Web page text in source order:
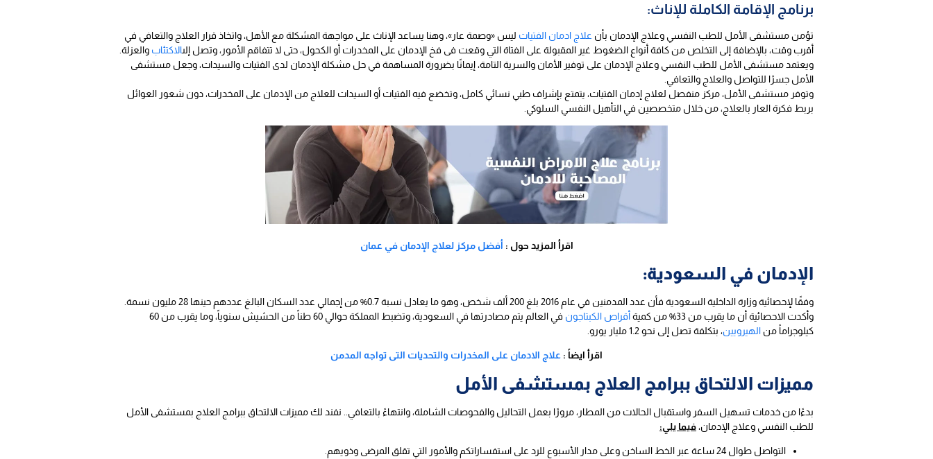
برنامج الإقامة الكاملة للإناث:
تؤمن مستشفى الأمل للطب النفسي وعلاج الإدمان بأن علاج ادمان الفتيات ليس «وصمة عار»، وهنا يساعد الإناث على مواجهة المشكلة مع الأهل، واتخاذ قرار العلاج والتعافي في
أقرب وقت، بالإضافة إلى التخلص من كافة أنواع الضغوط غير المقبولة على الفتاة التي وقعت فى فخ الإدمان على المخدرات أو الكحول، حتى لا تتفاقم الأمور، وتصل إلىالاكتئاب والعزلة.
ويعتمد مستشفى الأمل للطب النفسي وعلاج الإدمان على توفير الأمان والسرية التامة، إيمانًا بضرورة المساهمة في حل مشكلة الإدمان لدى الفتيات والسيدات، وجعل مستشفى
الأمل جسرًا للتواصل والعلاج والتعافي.
وتوفر مستشفى الأمل، مركز منفصل لعلاج إدمان الفتيات، يتمتع بإشراف طبي نسائي كامل، وتخضع فيه الفتيات أو السيدات للعلاج من الإدمان على المخدرات، دون شعور العوائل
بربط فكرة العار بالعلاج، من خلال متخصصين في التأهيل النفسي السلوكي.
اقرأ المزيد حول : أفضل مركز لعلاج الإدمان في عمان
الإدمان في السعودية:
وفقًا لإحصائية وزارة الداخلية السعودية فأن عدد المدمنين في عام 2016 بلغ 200 ألف شخص، وهو ما يعادل نسبة 0.7% من إجمالي عدد السكان البالغ عددهم حينها 28 مليون نسمة.
وأكدت الاحصائية أن ما يقرب من 33% من كمية
أقراص الكبتاجون
في العالم يتم مصادرتها في السعودية، وتضبط المملكة حوالي 60 طناً من الحشيش سنوياً، وما يقرب من 60
كيلوجراماً منالهيرويين، بتكلفة تصل إلى نحو 1.2 مليار يورو.
اقرأ ايضاً : علاج الادمان على المخدرات والتحديات التى تواجه المدمن
مميزات الالتحاق ببرامج العلاج بمستشفى الأمل
بدءًا من خدمات تسهيل السفر واستقبال الحالات من المطار، مرورًا بعمل التحاليل والفحوصات الشاملة، وانتهاءً بالتعافي.. نفند لك مميزات الالتحاق ببرامج العلاج بمستشفى الأمل
للطب النفسي وعلاج الإدمان،فيما يلي:
التواصل طوال 24 ساعة عبر الخط الساخن وعلى مدار الأسبوع للرد على استفساراتكم والأمور التي تقلق المرضى وذويهم.